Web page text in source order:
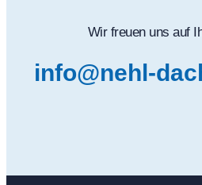
Wir freuen uns auf
info@nehl-